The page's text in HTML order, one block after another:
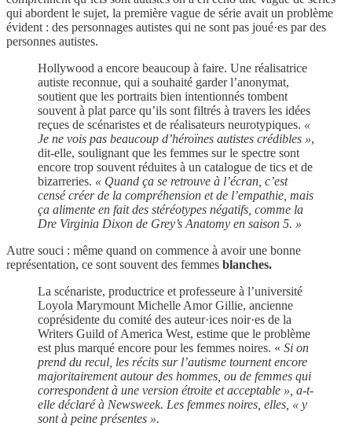
qui abordent le sujet, la première vague de série avait un problème
évident : des personnages autistes qui ne sont pas joué·es par des
personnes autistes.
Hollywood a encore beaucoup à faire. Une réalisatrice
autiste reconnue, qui a souhaité garder l’anonymat,
soutient que les portraits bien intentionnés tombent
souvent à plat parce qu’ils sont filtrés à travers les idées
reçues de scénaristes et de réalisateurs neurotypiques. «
Je ne vois pas beaucoup d’héroïnes autistes crédibles »,
dit-elle, soulignant que les femmes sur le spectre sont
encore trop souvent réduites à un catalogue de tics et de
bizarreries. « Quand ça se retrouve à l’écran, c’est
censé créer de la compréhension et de l’empathie, mais
ça alimente en fait des stéréotypes négatifs, comme la
Dre Virginia Dixon de Grey’s Anatomy en saison 5. »
Autre souci : même quand on commence à avoir une bonne
représentation, ce sont souvent des femmes blanches.
La scénariste, productrice et professeure à l’université
Loyola Marymount Michelle Amor Gillie, ancienne
coprésidente du comité des auteur·ices noir·es de la
Writers Guild of America West, estime que le problème
est plus marqué encore pour les femmes noires. « Si on
prend du recul, les récits sur l’autisme tournent encore
majoritairement autour des hommes, ou de femmes qui
correspondent à une version étroite et acceptable », a-t-
elle déclaré à Newsweek. Les femmes noires, elles, « y
sont à peine présentes ».